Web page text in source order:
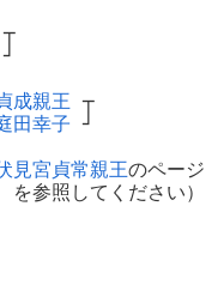
┬
┘
成親王 ┬
田幸子 ┘
見宮貞常親王のページ
を参照してください）